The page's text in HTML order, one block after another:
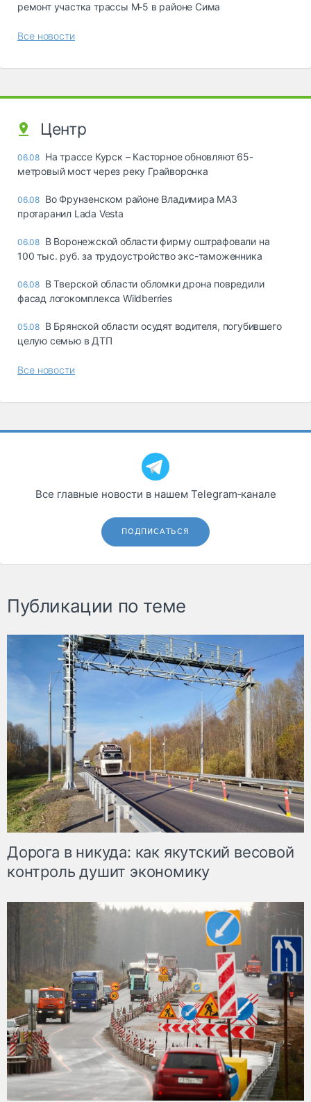
ремонт участка трассы М‑5 в районе Сима
Все новости
Центр
06.08 На трассе Курск – Касторное обновляют 65-
метровый мост через реку Грайворонка
06.08 Во Фрунзенском районе Владимира МАЗ
протаранил Lada Vesta
06.08 В Воронежской области фирму оштрафовали на
100 тыс. руб. за трудоустройство экс-таможенника
06.08 В Тверской области обломки дрона повредили
фасад логокомплекса Wildberries
05.08 В Брянской области осудят водителя, погубившего
целую семью в ДТП
Все новости
Все главные новости в нашем Telegram‑канале
ПОДПИСАТЬСЯ
Публикации по теме
Дорога в никуда: как якутский весовой
контроль душит экономику